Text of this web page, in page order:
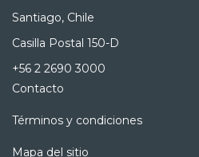
Santiago, Chile
Casilla Postal 150-D
+56 2 2690 3000
Contacto
Términos y condiciones
Mapa del sitio